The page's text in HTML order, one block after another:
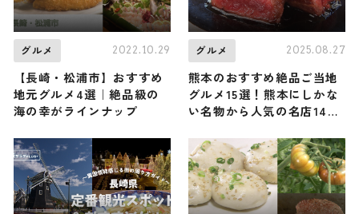
グルメ 2022.10.29
【長崎・松浦市】おすすめ
地元グルメ4選｜絶品級の
海の幸がラインナップ
グルメ 2025.08.27
熊本のおすすめ絶品ご当地
グルメ15選！熊本にしかな
い名物から人気の名店14選